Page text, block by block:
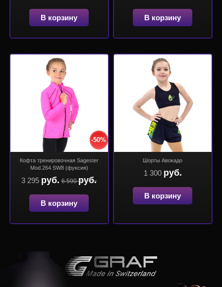
В корзину В корзину
-50%
Кофта тренировочная Sagester
Mod.264 SW8 (фуксия)
3 295 руб. 6 590руб.
В корзину
Шорты Авокадо
1 300 руб.
В корзину